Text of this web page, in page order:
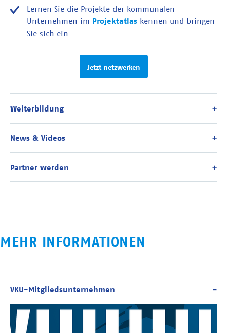
Lernen Sie die Projekte der kommunalen
Unternehmen im Projektatlas kennen und bringen
Sie sich ein
Jetzt netzwerken
MEHR INFORMATIONEN